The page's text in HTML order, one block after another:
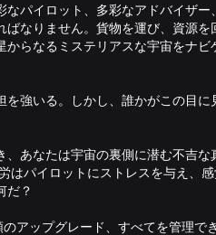
パイロット、多彩なアドバイザー
なりません。貨物を運び、資源を
らなるミステリアスな宇宙をナビ
強いる。しかし、誰かがこの目に
、あなたは宇宙の裏側に潜む不吉な
はパイロットにストレスを与え、
だ？
アップグレード、すべてを管理で